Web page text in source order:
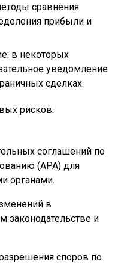
сравнения
прибыли и
в некоторых
уведомление
сделках.
рисков:
соглашений по
(APA) для
органами.
в
законодательстве и
споров по